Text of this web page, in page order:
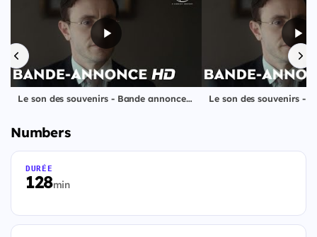
Le son des souvenirs - Bande annonce VF [Au cinéma le 25 février]
Numbers
128min
DURÉE